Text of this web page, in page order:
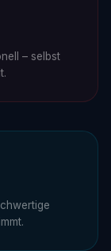
– selbst